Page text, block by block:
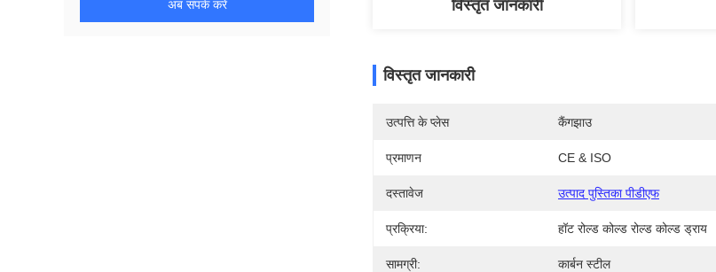
अब संपर्क करें विस्तृत जानकारी
विस्तृत जानकारी
उत्पत्ति के प्लेस कैंगझाउ
प्रमाणन CE & ISO
दस्तावेज उत्पाद पुस्तिका पीडीएफ
प्रक्रिया: हॉट रोल्ड कोल्ड रोल्ड कोल्ड ड्राय
सामग्री: कार्बन स्टील